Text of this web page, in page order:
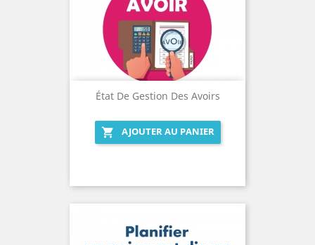
État De Gestion Des Avoirs
 AJOUTER AU PANIER